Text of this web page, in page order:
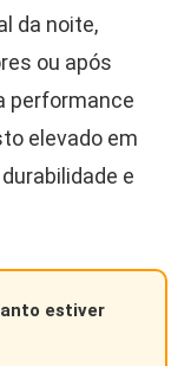
da noite,
ou após
performance
elevado em
e
estiver